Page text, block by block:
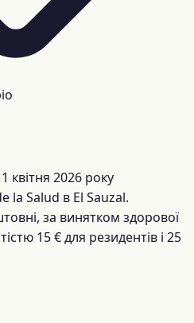
квітня 2026 року
la Salud в El Sauzal.
за винятком здорової
15 € для резидентів і 25